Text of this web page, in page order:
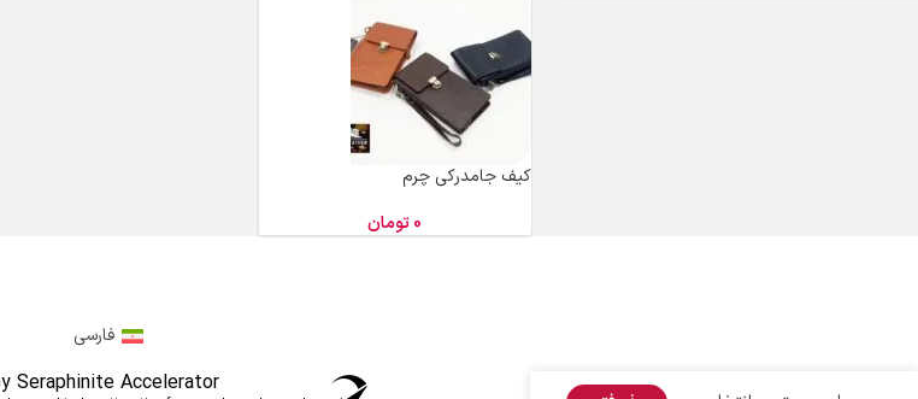
کیف جامدرکی چرم
0تومان
فارسی
Seraphinite Accelerator